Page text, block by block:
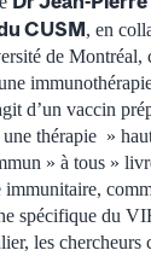
CUSM, en
de Montréal,
d’un vaccin
une thérapie »
» à tous »
immunitaire,
spécifique du
les chercheurs